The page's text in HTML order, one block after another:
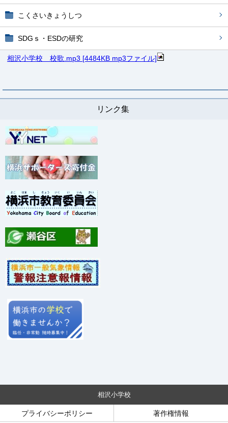
こくさいきょうしつ
SDGｓ・ESDの研究
相沢小学校 校歌.mp3 [4484KB mp3ファイル]
リンク集
相沢小学校
プライバシーポリシー 著作権情報